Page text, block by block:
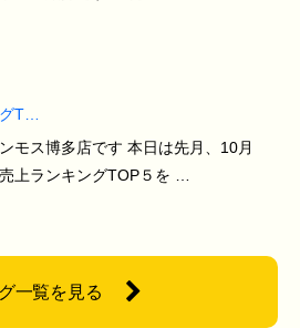
T…
モス博多店です 本日は先月、10月
上ランキングTOP５を …
一覧を見る